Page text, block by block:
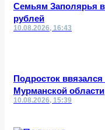
Семьям Заполярья
рублей
10.08.2026, 16:43
Подросток
Мурманской области
10.08.2026, 15:39